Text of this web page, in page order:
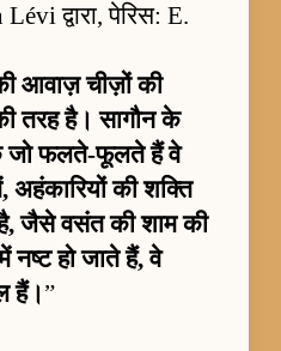
द्वारा, पेरिस: E.
आवाज़ चीज़ों की
तरह है। सागौन के
जो फलते-फूलते हैं वे
अहंकारियों की शक्ति
जैसे वसंत की शाम की
हो जाते हैं, वे
हैं।”